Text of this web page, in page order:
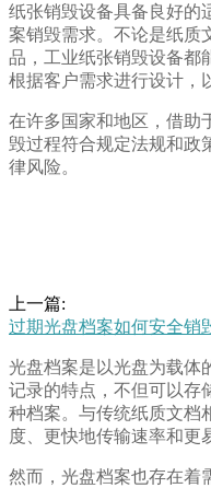
纸张销毁设备具备良好的
案销毁需求。不论是纸质
品，工业纸张销毁设备都
根据客户需求进行设计，
在许多国家和地区，借助
毁过程符合规定法规和政
律风险。
上一篇:
过期光盘档案如何安全销
光盘档案是以光盘为载体
记录的特点，不但可以存
种档案。与传统纸质文档
度、更快地传输速率和更
然而，光盘档案也存在着